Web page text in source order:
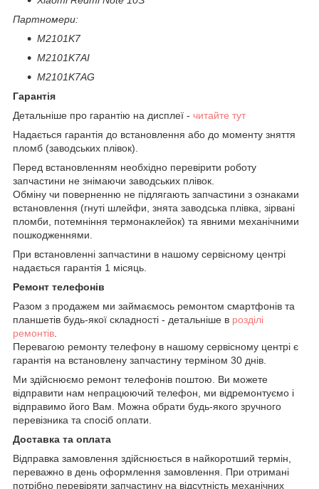
Партномери:
M2101K7
M2101K7AI
M2101K7AG
Гарантія
Детальніше про гарантію на дисплеї - читайте тут
Надається гарантія до встановлення або до моменту зняття
пломб (заводських плівок).
Перед встановленням необхідно перевірити роботу
запчастини не знімаючи заводських плівок.
Обміну чи поверненню не підлягають запчастини з ознаками
встановлення (гнуті шлейфи, знята заводська плівка, зірвані
пломби, потемніння термонаклейок) та явними механічними
пошкодженнями.
При встановленні запчастини в нашому сервісному центрі
надається гарантія 1 місяць.
Ремонт телефонів
Разом з продажем ми займаємось ремонтом смартфонів та
планшетів будь-якої складності - детальніше в розділі
ремонтів
Перевагою ремонту телефону в нашому сервісному центрі є
гарантія на встановлену запчастину терміном 30 днів.
Ми здійснюємо ремонт телефонів поштою. Ви можете
відправити нам непрацюючий телефон, ми відремонтуємо і
відправимо його Вам. Можна обрати будь-якого зручного
перевізника та спосіб оплати.
Доставка та оплата
Відправка замовлення здійснюється в найкоротший термін,
переважно в день оформлення замовлення. При отримані
потрібно перевіряти запчастину на відсутність механічних